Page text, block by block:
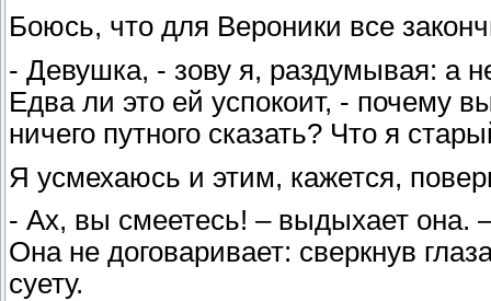
Боюсь, что для Вероники все
- Девушка, - зову я, раздумывая: а
Едва ли это ей успокоит, - почему
ничего путного сказать? Что я
Я усмехаюсь и этим, кажется,
- Ах, вы смеетесь! – выдыхает
Она не договаривает: сверкнув
суету.